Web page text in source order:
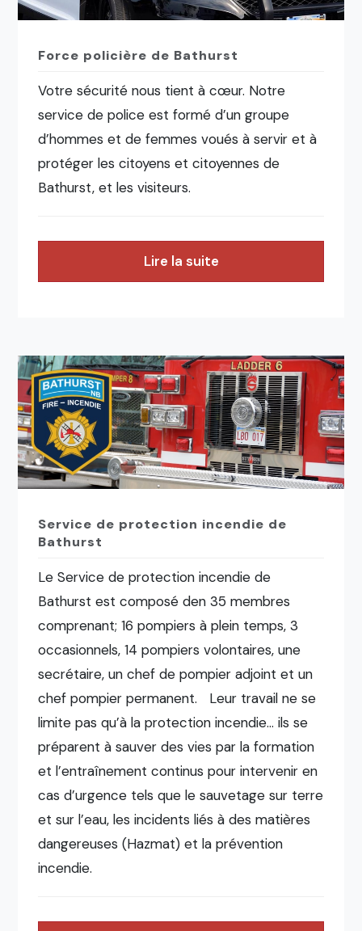
Force policière de Bathurst
Votre sécurité nous tient à cœur. Notre
service de police est formé d’un groupe
d’hommes et de femmes voués à servir et à
protéger les citoyens et citoyennes de
Bathurst, et les visiteurs.
Lire la suite
Service de protection incendie de
Bathurst
Le Service de protection incendie de
Bathurst est composé den 35 membres
comprenant; 16 pompiers à plein temps, 3
occasionnels, 14 pompiers volontaires, une
secrétaire, un chef de pompier adjoint et un
chef pompier permanent. Leur travail ne se
limite pas qu’à la protection incendie… ils se
préparent à sauver des vies par la formation
et l’entraînement continus pour intervenir en
cas d’urgence tels que le sauvetage sur terre
et sur l’eau, les incidents liés à des matières
dangereuses (Hazmat) et la prévention
incendie.